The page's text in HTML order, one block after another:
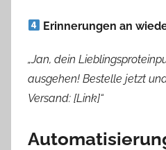
Erinnerungen an
„Jan, dein
ausgehen! Bestelle jetzt
Versand: [Link]“